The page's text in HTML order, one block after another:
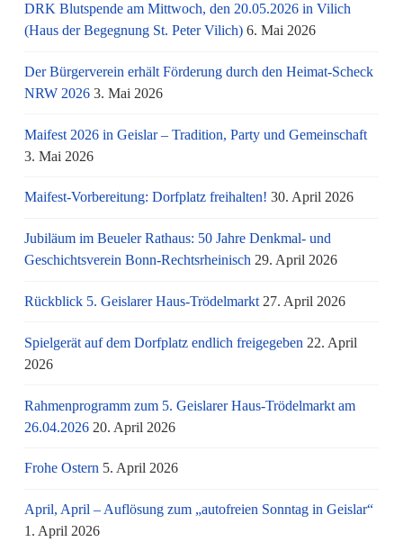
DRK Blutspende am Mittwoch, den 20.05.2026 in Vilich
(Haus der Begegnung St. Peter Vilich) 6. Mai 2026
Der Bürgerverein erhält Förderung durch den Heimat-Scheck
NRW 2026 3. Mai 2026
Maifest 2026 in Geislar – Tradition, Party und Gemeinschaft
3. Mai 2026
Maifest-Vorbereitung: Dorfplatz freihalten! 30. April 2026
Jubiläum im Beueler Rathaus: 50 Jahre Denkmal- und
Geschichtsverein Bonn-Rechtsrheinisch 29. April 2026
Rückblick 5. Geislarer Haus-Trödelmarkt 27. April 2026
Spielgerät auf dem Dorfplatz endlich freigegeben 22. April
2026
Rahmenprogramm zum 5. Geislarer Haus-Trödelmarkt am
26.04.2026 20. April 2026
Frohe Ostern 5. April 2026
April, April – Auflösung zum „autofreien Sonntag in Geislar“
1. April 2026